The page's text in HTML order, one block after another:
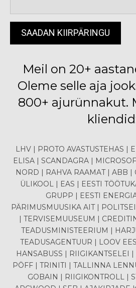
Meil on 20+
Oleme selle aja
800+ ajurünnakut.
LHV | PROTO AVASTUSTEHAS |
ELISA | SCANDAGRA |
NORD | RAHVA RAAMAT | ABB
ÜLIKOOL | EAS | EESTI
GRUPP | EESTI
PÄRIMUSMUUSIKA AIT |
| TERVISEMUUSEUM |
TEADUSMINISTEERIUM |
TEADUSAGENTUUR | LOOV
HANSABUSS | RIIGIKANTSELEI
PÖFF | TRINITI | TALLINNA
GOBAIN | RIIGIKONTROLL |